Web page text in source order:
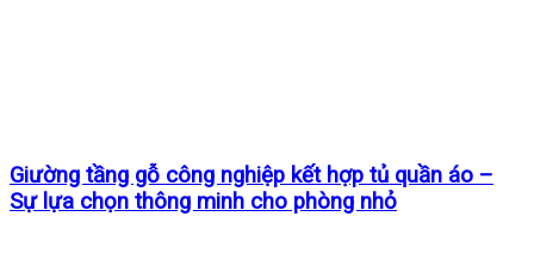
Giường tầng gỗ công nghiệp kết hợp tủ quần áo –
Sự lựa chọn thông minh cho phòng nhỏ